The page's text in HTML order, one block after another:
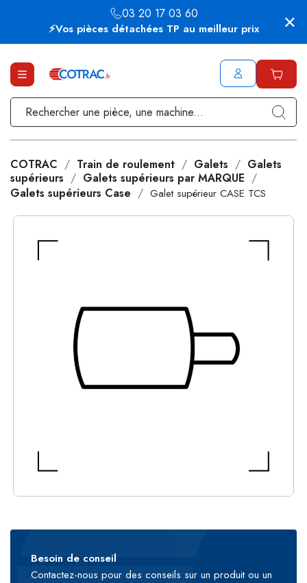
⚡Vos pièces détachées TP au meilleur prix
03 20 17 03 60
COTRAC Train de roulement Galets
Galets
supérieurs
Galets supérieurs par MARQUE
Galets supérieurs Case
Galet supérieur CASE TCS
Besoin de conseil
Contactez-nous pour des conseils sur un produit ou un